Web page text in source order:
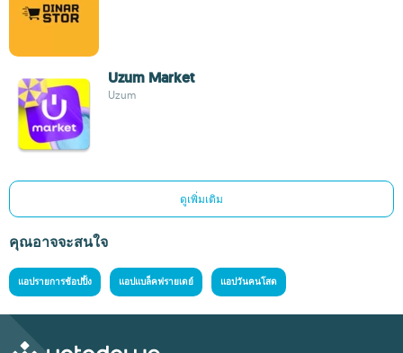
Uzum Market
Uzum
ดูเพิ่มเติม
คุณอาจจะสนใจ
แอปรายการช้อปปิ้ง แอปแบล็คฟรายเดย์ แอปวันคนโสด